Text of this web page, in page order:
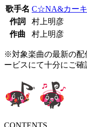
歌手名 C☆NA&カー
作詞
村上明彦
作曲
村上明彦
※対象楽曲の最新の配
ービスにて十分にご確
CONTENTS